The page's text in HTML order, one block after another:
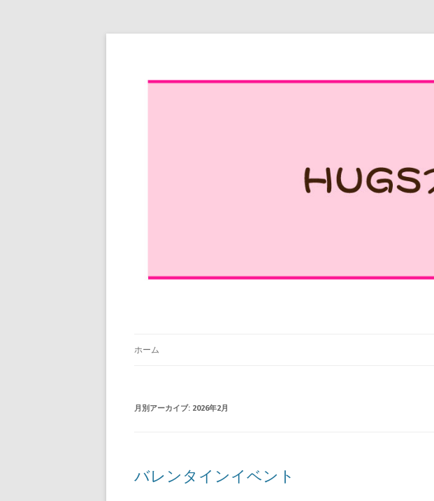
ホーム
月別アーカイブ: 2026年2月
バレンタインイベント